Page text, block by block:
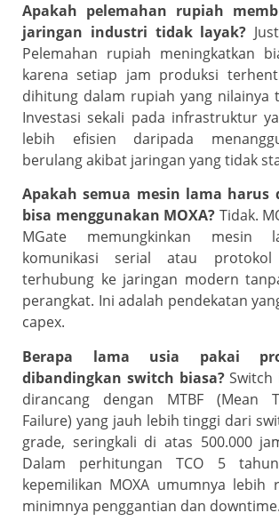
Apakah pelemahan rupiah
jaringan industri tidak layak?
Pelemahan rupiah meningkatkan
karena setiap jam produksi
dihitung dalam rupiah yang nilainya
Investasi sekali pada infrastruktur
lebih efisien daripada
berulang akibat jaringan yang tidak
Apakah semua mesin lama
bisa menggunakan MOXA? Tidak.
MGate memungkinkan mesin
komunikasi serial atau
terhubung ke jaringan modern
perangkat. Ini adalah pendekatan
capex.
Berapa lama usia pakai
dibandingkan switch biasa?Switch
dirancang dengan MTBF (Mean
Failure) yang jauh lebih tinggi dari
grade, seringkali di atas 500.000
Dalam perhitungan TCO 5
kepemilikan MOXA umumnya lebih
minimnya penggantian dan downtime.